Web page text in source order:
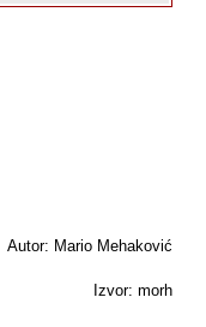
Autor: Mario Mehaković
Izvor: morh